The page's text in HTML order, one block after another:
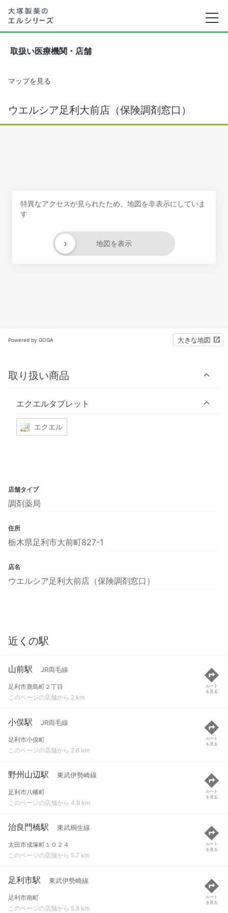
取扱い医療機関・店舗
マップを見る
ウエルシア足利大前店（保険調剤窓口）
特異なアクセスが見られたため、地図を非表示にしていま
す
地図を表示
›
Powered by GOGA 大きな地図
取り扱い商品
エクエルタブレット
エクエル
店舗タイプ
調剤薬局
住所
栃木県足利市大前町827-1
店名
ウエルシア足利大前店（保険調剤窓口）
近くの駅
山前駅 JR両毛線
足利市鹿島町２丁目
このページの店舗から 2 km
ルート
を見る
小俣駅 JR両毛線
足利市小俣町
このページの店舗から 2.6 km
ルート
を見る
野州山辺駅 東武伊勢崎線
足利市八幡町
このページの店舗から 4.9 km
ルート
を見る
治良門橋駅 東武桐生線
太田市成塚町１０２４
このページの店舗から 5.7 km
ルート
を見る
足利市駅 東武伊勢崎線
足利市南町
このページの店舗から 5.8 km
ルート
を見る